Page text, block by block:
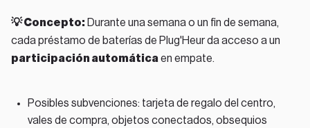
💡 Concepto: Durante una semana o un fin de semana,
cada préstamo de baterías de Plug'Heur da acceso a un
participación automática en empate.
Posibles subvenciones: tarjeta de regalo del centro,
vales de compra, objetos conectados, obsequios